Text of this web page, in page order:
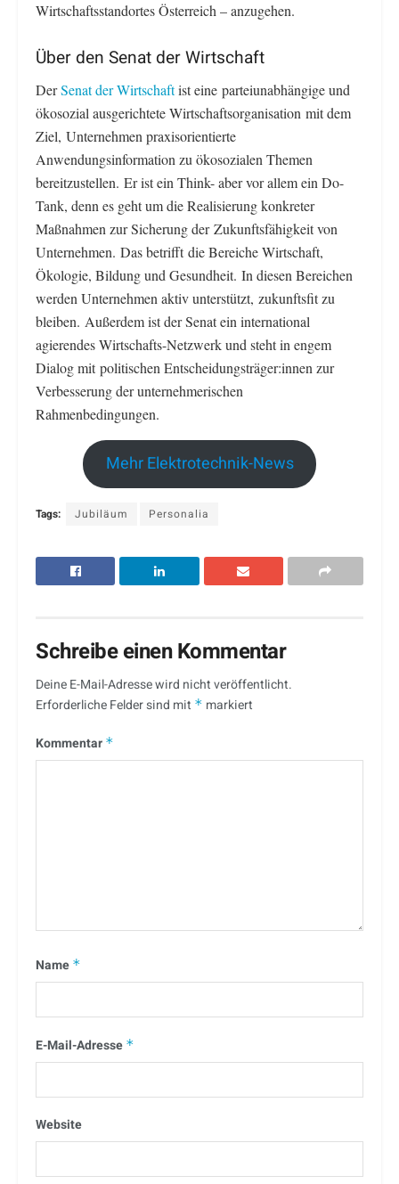
Wirtschaftsstandortes Österreich – anzugehen.
Über den Senat der Wirtschaft
DerSenat der Wirtschaftist eine parteiunabhängige und
ökosozial ausgerichtete Wirtschaftsorganisation mit dem
Ziel, Unternehmen praxisorientierte
Anwendungsinformation zu ökosozialen Themen
bereitzustellen. Er ist ein Think- aber vor allem ein Do-
Tank, denn es geht um die Realisierung konkreter
Maßnahmen zur Sicherung der Zukunftsfähigkeit von
Unternehmen. Das betrifft die Bereiche Wirtschaft,
Ökologie, Bildung und Gesundheit. In diesen Bereichen
werden Unternehmen aktiv unterstützt, zukunftsfit zu
bleiben. Außerdem ist der Senat ein international
agierendes Wirtschafts-Netzwerk und steht in engem
Dialog mit politischen Entscheidungsträger:innen zur
Verbesserung der unternehmerischen
Rahmenbedingungen.
Mehr Elektrotechnik-News
Tags: Jubiläum Personalia
Schreibe einen Kommentar
Deine E-Mail-Adresse wird nicht veröffentlicht.
Erforderliche Felder sind mit * markiert
Kommentar *
Name *
E-Mail-Adresse *
Website